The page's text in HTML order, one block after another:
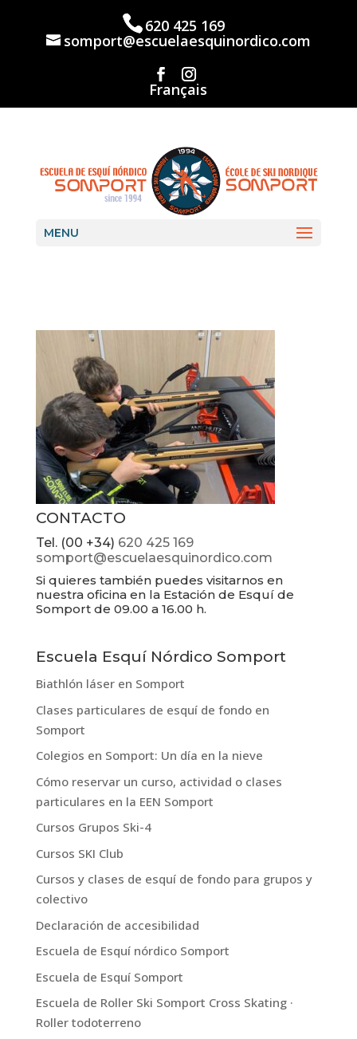
620 425 169
somport@escuelaesquinordico.com
Français
MENU
CONTACTO
Tel. (00 +34) 620 425 169
somport@escuelaesquinordico.com
Si quieres también puedes visitarnos en
nuestra oficina en la Estación de Esquí de
Somport de 09.00 a 16.00 h.
Escuela Esquí Nórdico Somport
Biathlón láser en Somport
Clases particulares de esquí de fondo en
Somport
Colegios en Somport: Un día en la nieve
Cómo reservar un curso, actividad o clases
particulares en la EEN Somport
Cursos Grupos Ski-4
Cursos SKI Club
Cursos y clases de esquí de fondo para grupos y
colectivo
Declaración de accesibilidad
Escuela de Esquí nórdico Somport
Escuela de Esquí Somport
Escuela de Roller Ski Somport Cross Skating ·
Roller todoterreno